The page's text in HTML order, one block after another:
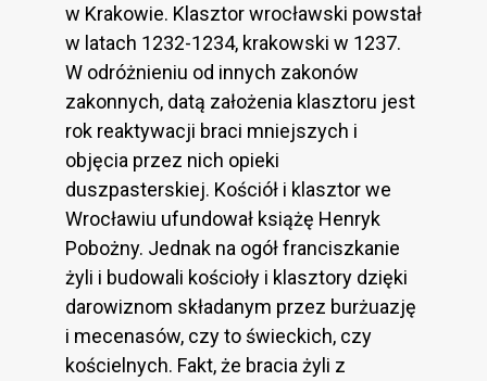
w Krakowie. Klasztor wrocławski powstał
w latach 1232-1234, krakowski w 1237.
W odróżnieniu od innych zakonów
zakonnych, datą założenia klasztoru jest
rok reaktywacji braci mniejszych i
objęcia przez nich opieki
duszpasterskiej. Kościół i klasztor we
Wrocławiu ufundował książę Henryk
Pobożny. Jednak na ogół franciszkanie
żyli i budowali kościoły i klasztory dzięki
darowiznom składanym przez burżuazję
i mecenasów, czy to świeckich, czy
kościelnych. Fakt, że bracia żyli z